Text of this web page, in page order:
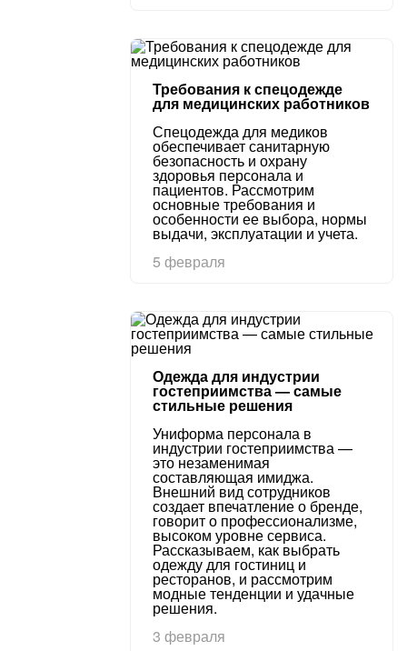
Требования к спецодежде
для медицинских работников
Спецодежда для медиков
обеспечивает санитарную
безопасность и охрану
здоровья персонала и
пациентов. Рассмотрим
основные требования и
особенности ее выбора, нормы
выдачи, эксплуатации и учета.
5 февраля
Одежда для индустрии
гостеприимства — самые
стильные решения
Униформа персонала в
индустрии гостеприимства —
это незаменимая
составляющая имиджа.
Внешний вид сотрудников
создает впечатление о бренде,
говорит о профессионализме,
высоком уровне сервиса.
Рассказываем, как выбрать
одежду для гостиниц и
ресторанов, и рассмотрим
модные тенденции и удачные
решения.
3 февраля